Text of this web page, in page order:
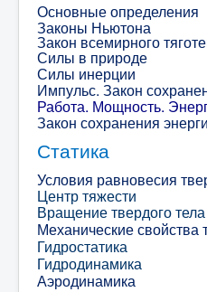
Основные определения
Законы Ньютона
Закон всемирного
Силы в природе
Силы инерции
Импульс. Закон
Работа. Мощность.
Закон сохранения
Статика
Условия равновесия
Центр тяжести
Вращение твердого тела
Механические свойства
Гидростатика
Гидродинамика
Аэродинамика